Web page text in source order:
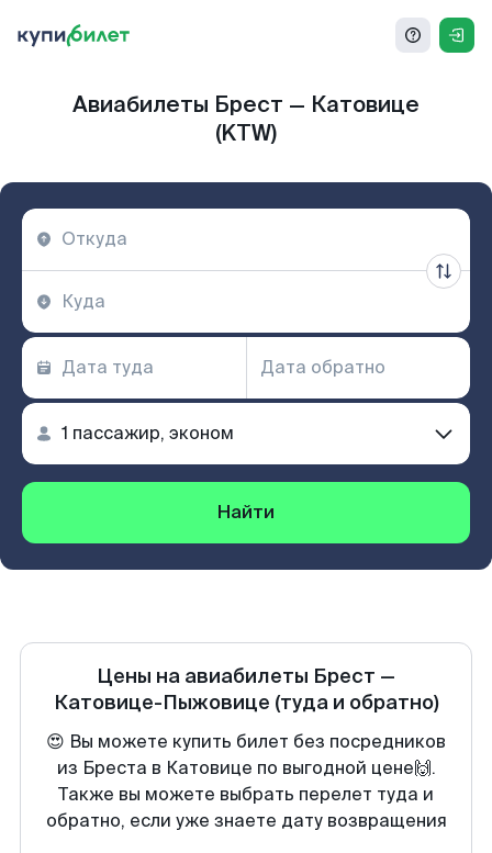
Авиабилеты Брест — Катовице
(KTW)
Найти
Цены на авиабилеты Брест —
Катовице-Пыжовице (туда и обратно)
😍 Вы можете купить билет без посредников
из Бреста в Катовице по выгодной цене🙌.
Также вы можете выбрать перелет туда и
обратно, если уже знаете дату возвращения